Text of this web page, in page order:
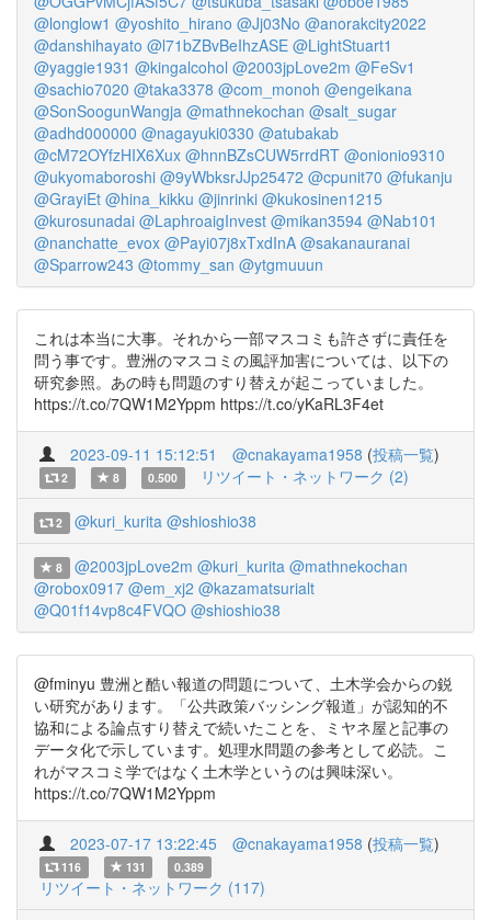
@longlow1 @yoshito_hirano @Jj03No @anorakcity2022
@danshihayato @l71bZBvBeIhzASE @LightStuart1
@yaggie1931 @kingalcohol @2003jpLove2m @FeSv1
@sachio7020 @taka3378 @com_monoh @engeikana
@SonSoogunWangja @mathnekochan @salt_sugar
@adhd000000 @nagayuki0330 @atubakab
@cM72OYfzHIX6Xux @hnnBZsCUW5rrdRT @onionio9310
@ukyomaboroshi @9yWbksrJJp25472 @cpunit70 @fukanju
@GrayiEt @hina_kikku @jinrinki @kukosinen1215
@kurosunadai @LaphroaigInvest @mikan3594 @Nab101
@nanchatte_evox @Payi07j8xTxdInA @sakanauranai
@Sparrow243 @tommy_san @ytgmuuun
これは本当に大事。それから一部マスコミも許さずに責任を
問う事です。豊洲のマスコミの風評加害については、以下の
研究参照。あの時も問題のすり替えが起こっていました。
https://t.co/7QW1M2Yppm https://t.co/yKaRL3F4et
2023-09-11 15:12:51 @cnakayama1958 (投稿一覧)
2 8 0.500 リツイート・ネットワーク (2)
2 @kuri_kurita @shioshio38
8 @2003jpLove2m @kuri_kurita @mathnekochan
@robox0917 @em_xj2 @kazamatsurialt
@Q01f14vp8c4FVQO @shioshio38
@fminyu 豊洲と酷い報道の問題について、土木学会からの鋭
い研究があります。「公共政策バッシング報道」が認知的不
協和による論点すり替えで続いたことを、ミヤネ屋と記事の
データ化で示しています。処理水問題の参考として必読。こ
れがマスコミ学ではなく土木学というのは興味深い。
https://t.co/7QW1M2Yppm
2023-07-17 13:22:45 @cnakayama1958 (投稿一覧)
116 131 0.389
リツイート・ネットワーク (117)